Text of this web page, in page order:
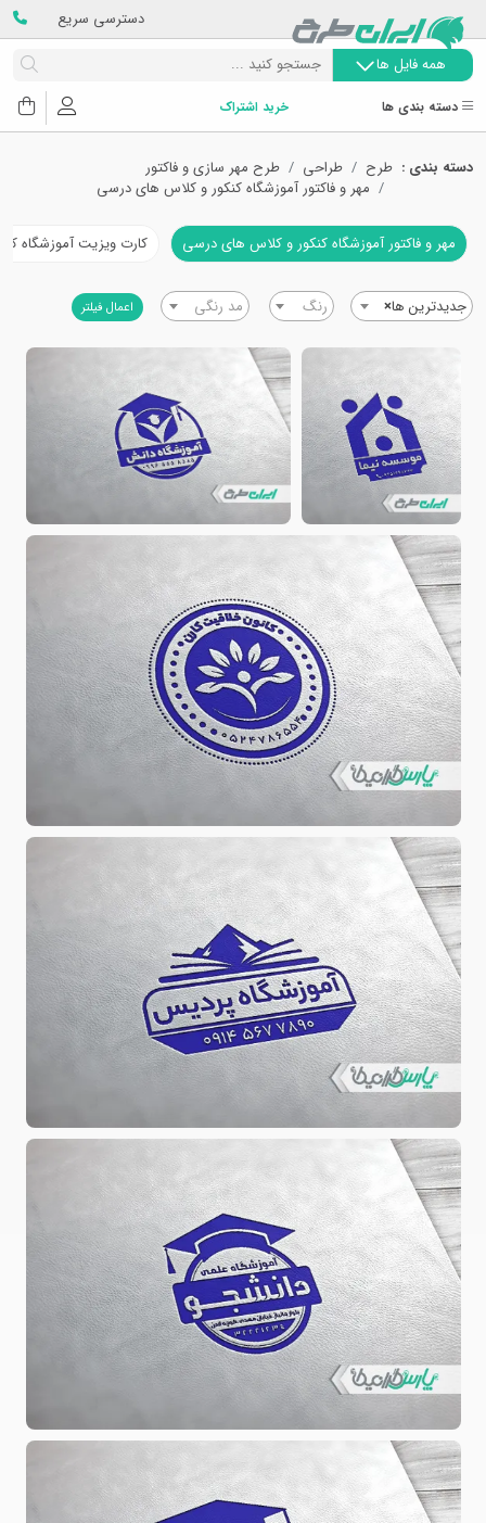
دسترسی سریع
همه فایل ها
دسته بندی ها خرید اشتراک
دسته بندی : طرح طراحی
طرح مهر سازی و فاکتور
مهر و فاکتور آموزشگاه کنکور و کلاس های درسی
مهر و فاکتور آموزشگاه کنکور و کلاس های درسی کارت ویزیت آموزشگاه
×جدیدترین ها رنگ مد رنگی اعمال فیلتر